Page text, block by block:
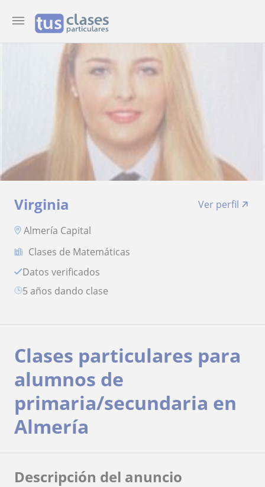
Virginia
Ver perfil
Almería Capital
Clases de Matemáticas
Datos verificados
5 años dando clase
Clases particulares para
alumnos de
primaria/secundaria en
Almería
Descripción del anuncio